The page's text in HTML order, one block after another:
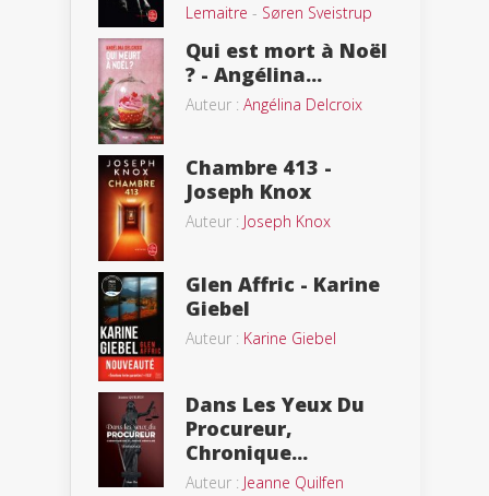
Lemaitre - Søren Sveistrup
Qui est mort à Noël
? - Angélina...
Auteur : Angélina Delcroix
Chambre 413 -
Joseph Knox
Auteur : Joseph Knox
Glen Affric - Karine
Giebel
Auteur : Karine Giebel
Dans Les Yeux Du
Procureur,
Chronique...
Auteur : Jeanne Quilfen